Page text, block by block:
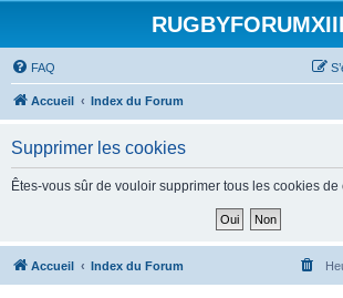
RUGBYFORUMXIII
FAQ
Accueil Index du Forum
Supprimer les cookies
Êtes-vous sûr de vouloir supprimer tous les cookies de
Accueil Index du Forum